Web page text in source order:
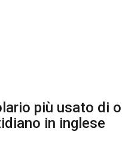
più usato di
in inglese